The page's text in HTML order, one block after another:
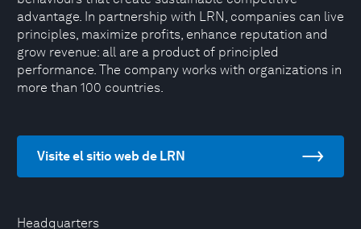
Headquarters
advantage. In partnership with LRN, companies can live
principles, maximize profits, enhance reputation and
grow revenue: all are a product of principled
performance. The company works with organizations in
more than 100 countries.
Visite el sitio web de LRN